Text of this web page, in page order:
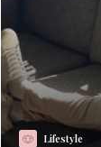
Lifestyle